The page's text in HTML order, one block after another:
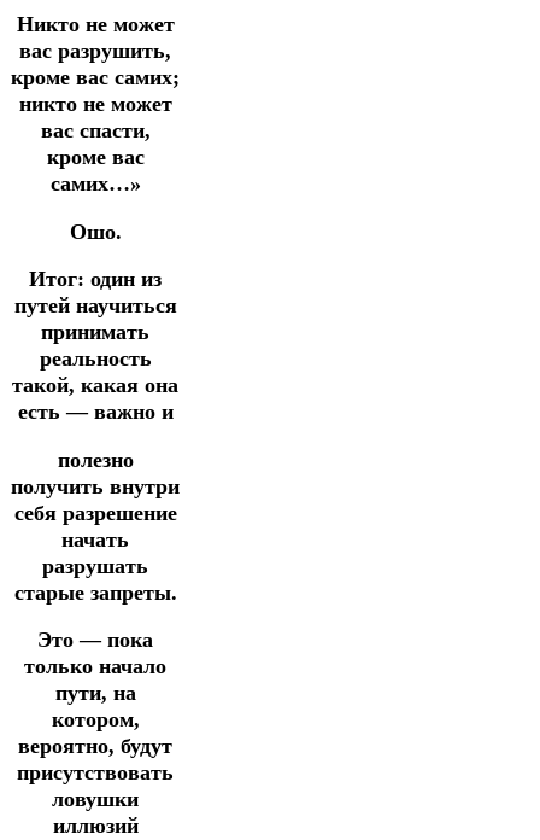
Никто не может
вас разрушить,
кроме вас самих;
никто не может
вас спасти,
кроме вас
самих…»
Ошо.
Итог: один из
путей научиться
принимать
реальность
такой, какая она
есть — важно и
полезно
получить внутри
себя разрешение
начать
разрушать
старые запреты.
Это — пока
только начало
пути, на
котором,
вероятно, будут
присутствовать
ловушки
иллюзий